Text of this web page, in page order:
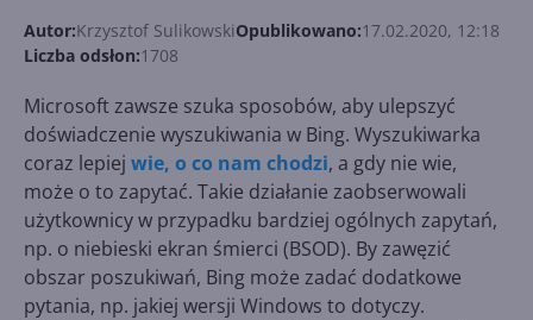
Autor:Krzysztof SulikowskiOpublikowano:17.02.2020, 12:18
Liczba odsłon:1708
Microsoft zawsze szuka sposobów, aby ulepszyć
doświadczenie wyszukiwania w Bing. Wyszukiwarka
coraz lepiej wie, o co nam chodzi, a gdy nie wie,
może o to zapytać. Takie działanie zaobserwowali
użytkownicy w przypadku bardziej ogólnych zapytań,
np. o niebieski ekran śmierci (BSOD). By zawęzić
obszar poszukiwań, Bing może zadać dodatkowe
pytania, np. jakiej wersji Windows to dotyczy.